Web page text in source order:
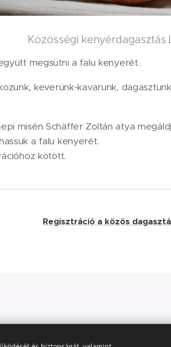
Közösségi kenyérdagasztás
megsütni a falu kenyerét.
keverünk-kavarunk,
misén Schäffer Zoltán atya
a falu kenyerét.
kötött.
Regisztráció a közös